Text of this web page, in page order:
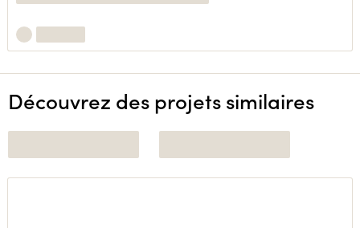
Découvrez des projets similaires